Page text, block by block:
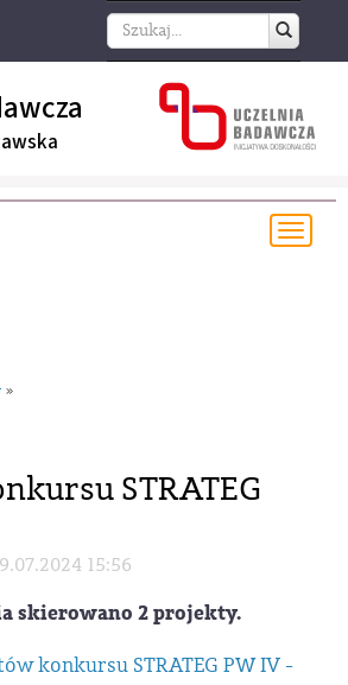
»
STRATEG
15:56
skierowano 2 projekty.
konkursu STRATEG PW IV -